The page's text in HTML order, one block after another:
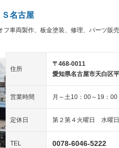
－ 垂直式
クラッチレス
スマートキー
ート オットマン
全周囲カメラ
ション
名古屋
車両製作、板金塗装、修理、パーツ販
住所
〒468-0011
愛知県名古屋市天白区
営業時間 月～土10：00～19：
定休日 第２第４火曜日 水曜
TEL 0078-6046-5222